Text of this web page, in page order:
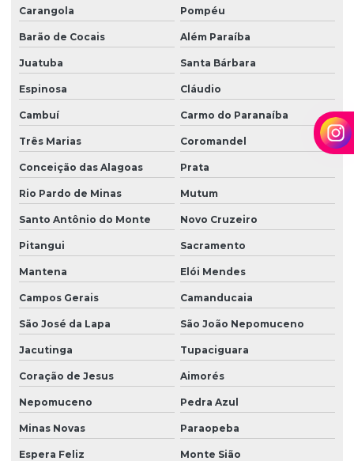
Carangola Pompéu
Barão de Cocais Além Paraíba
Juatuba Santa Bárbara
Espinosa Cláudio
Cambuí Carmo do Paranaíba
Três Marias Coromandel
Conceição das Alagoas Prata
Rio Pardo de Minas Mutum
Santo Antônio do Monte Novo Cruzeiro
Pitangui Sacramento
Mantena Elói Mendes
Campos Gerais Camanducaia
São José da Lapa São João Nepomuceno
Jacutinga Tupaciguara
Coração de Jesus Aimorés
Nepomuceno Pedra Azul
Minas Novas Paraopeba
Espera Feliz Monte Sião